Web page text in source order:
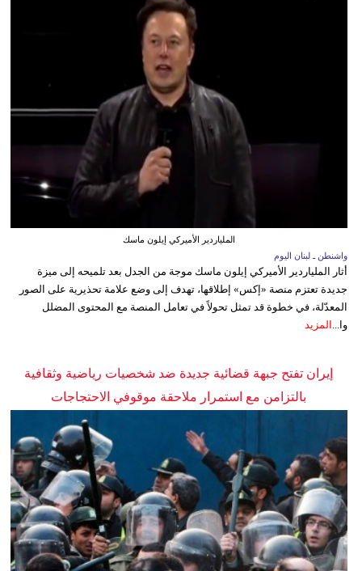
الملياردير الأميركي إيلون ماسك
واشنطن ـ لبنان اليوم
أثار الملياردير الأميركي إيلون ماسك موجة من الجدل بعد تلميحه إلى ميزة
جديدة تعتزم منصة «إكس» إطلاقها، تهدف إلى وضع علامة تحذيرية على الصور
المعدّلة، في خطوة قد تمثل تحولاً في تعامل المنصة مع المحتوى المضلل
وا... المزيد
إيران تفتح جبهة قضائية جديدة ضد شخصيات رياضية وثقافية
بالتزامن مع استمرار ملاحقة موقوفي الاحتجاجات